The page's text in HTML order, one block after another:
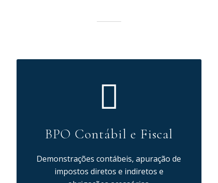
BPO Contábil e Fiscal
Demonstrações contábeis, apuração de
impostos diretos e indiretos e